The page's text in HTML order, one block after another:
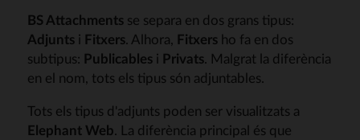
BS Attachments se separa en dos grans tipus:
Adjunts i Fitxers. Alhora, Fitxers ho fa en dos
subtipus: Publicables i Privats. Malgrat la diferència
en el nom, tots els tipus són adjuntables.
Tots els tipus d'adjunts poden ser visualitzats a
Elephant Web. La diferència principal és que